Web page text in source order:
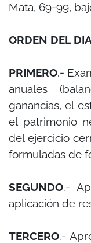
Mata, 69-99,
ORDEN DEL
PRIMERO.-
anuales
ganancias, el
el patrimonio
del ejercicio
formuladas de
SEGUNDO.-
aplicación de
TERCERO.-